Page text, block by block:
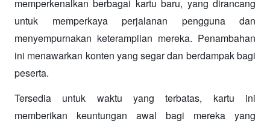
memperkenalkan berbagai kartu baru, yang dirancang
untuk memperkaya perjalanan pengguna dan
menyempurnakan keterampilan mereka. Penambahan
ini menawarkan konten yang segar dan berdampak bagi
peserta.
Tersedia untuk waktu yang terbatas, kartu ini
memberikan keuntungan awal bagi mereka yang